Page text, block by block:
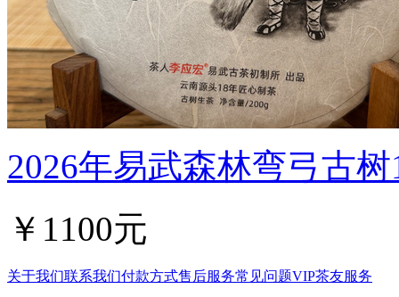
2026年易武森林弯弓古
￥1100元
关于我们联系我们付款方式售后服务常见问题VIP茶友服务